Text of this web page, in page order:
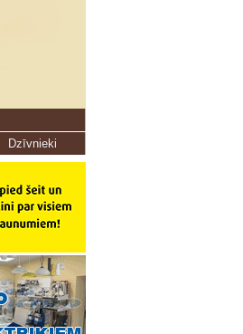
Dzīvnieki